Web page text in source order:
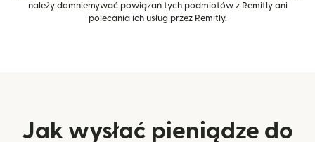
należy domniemywać powiązań tych podmiotów z Remitly ani
polecania ich usług przez Remitly.
Jak wysłać pieniądze do